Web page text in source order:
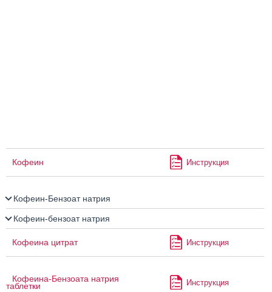
Кофеин Инструкция
Кофеин-Бензоат натрия
Кофеин-бензоат натрия
Кофеина цитрат Инструкция
Кофеина-Бензоата натрия
таблетки Инструкция